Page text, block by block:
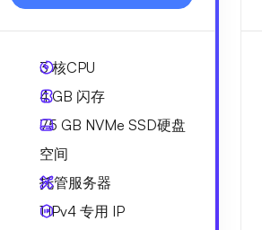
3核CPU
4 GB 闪存
75 GB NVMe SSD硬盘
空间
托管服务器
1 IPv4 专用 IP